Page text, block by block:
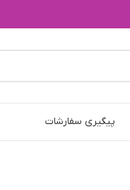
پیگیری سفارشات